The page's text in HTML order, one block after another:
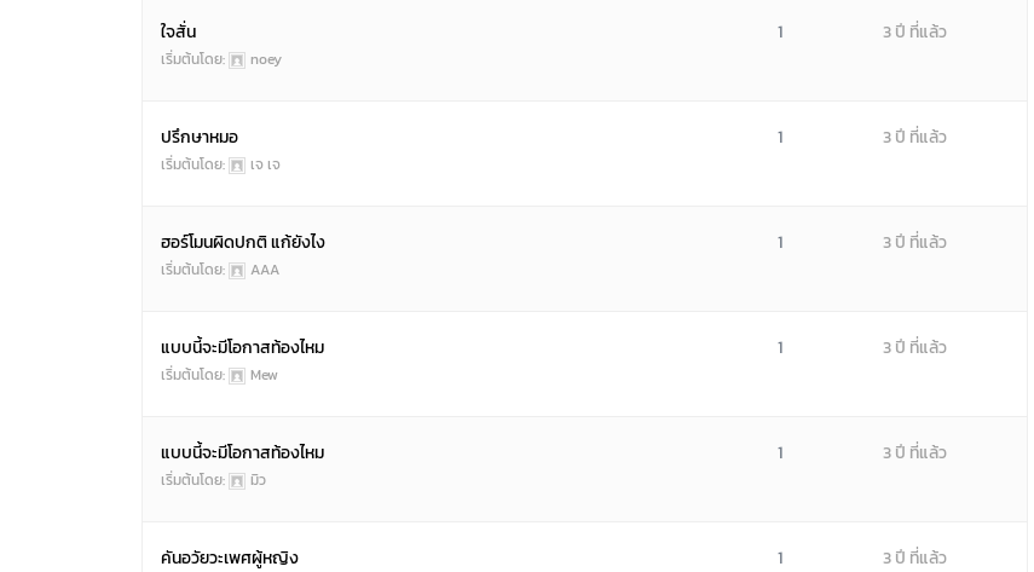
ใจสั่น
เริ่มต้นโดย: noey
1 3 ปี ที่แล้ว
ปรึกษาหมอ
เริ่มต้นโดย: เจ เจ
1 3 ปี ที่แล้ว
ฮอร์โมนผิดปกติ แก้ยังไง
เริ่มต้นโดย: AAA
1 3 ปี ที่แล้ว
แบบนี้จะมีโอกาสท้องไหม
เริ่มต้นโดย: Mew
1 3 ปี ที่แล้ว
แบบนี้จะมีโอกาสท้องไหม
เริ่มต้นโดย: มิว
1 3 ปี ที่แล้ว
คันอวัยวะเพศผู้หญิง 1 3 ปี ที่แล้ว